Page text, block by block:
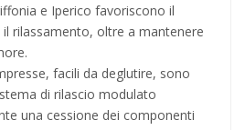
e Iperico favoriscono il
rilassamento, oltre a mantenere
facili da deglutire, sono
di rilascio modulato
una cessione dei componenti